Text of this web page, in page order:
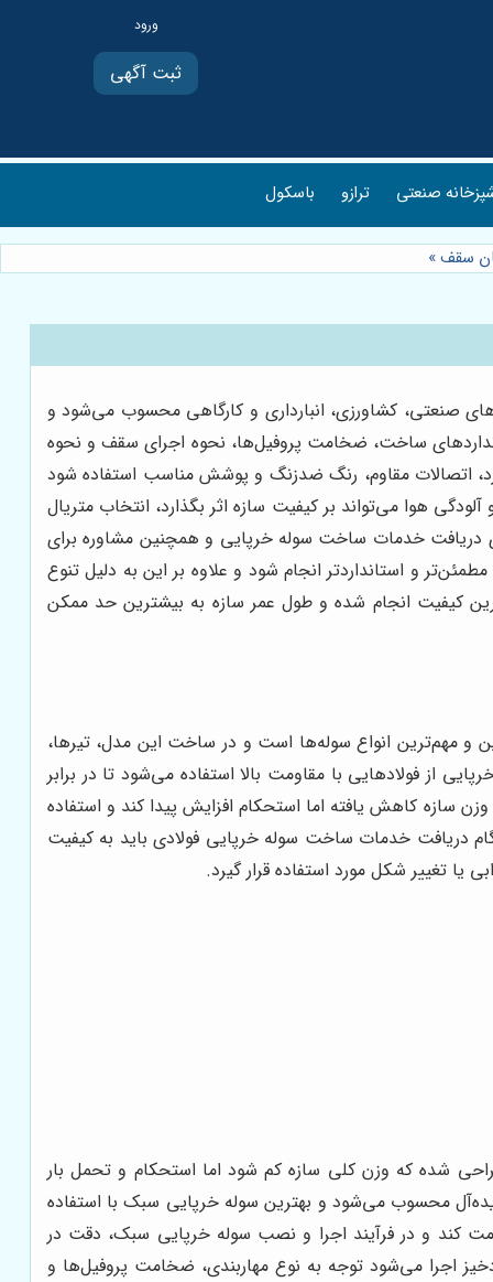
ثبت آگهی
صنعتی ترازو باسکول
سقف»
صنعتی، کشاورزی، انبارداری و کارگاهی محسوب می‌شود و
ساخت، ضخامت پروفیل‌ها، نحوه اجرای سقف و نحوه
اتصالات مقاوم، رنگ ضدزنگ و پوشش مناسب استفاده شود
هوا می‌تواند بر کیفیت سازه اثر بگذارد، انتخاب متریال
دریافت خدمات ساخت سوله خرپایی و همچنین مشاوره برای
و استانداردتر انجام شود و علاوه بر این به دلیل تنوع
کیفیت انجام شده و طول عمر سازه به بیشترین حد ممکن
و مهم‌ترین انواع سوله‌ها است و در ساخت این مدل، تیرها،
از فولادهایی با مقاومت بالا استفاده می‌شود تا در برابر
سازه کاهش یافته اما استحکام افزایش پیدا کند و استفاده
دریافت خدمات ساخت سوله خرپایی فولادی باید به کیفیت
تغییر شکل مورد استفاده قرار گیرد.
شده که وزن کلی سازه کم شود اما استحکام و تحمل بار
محسوب می‌شود و بهترین سوله خرپایی سبک با استفاده
کند و در فرآیند اجرا و نصب سوله خرپایی سبک، دقت در
اجرا می‌شود توجه به نوع مهاربندی، ضخامت پروفیل‌ها و